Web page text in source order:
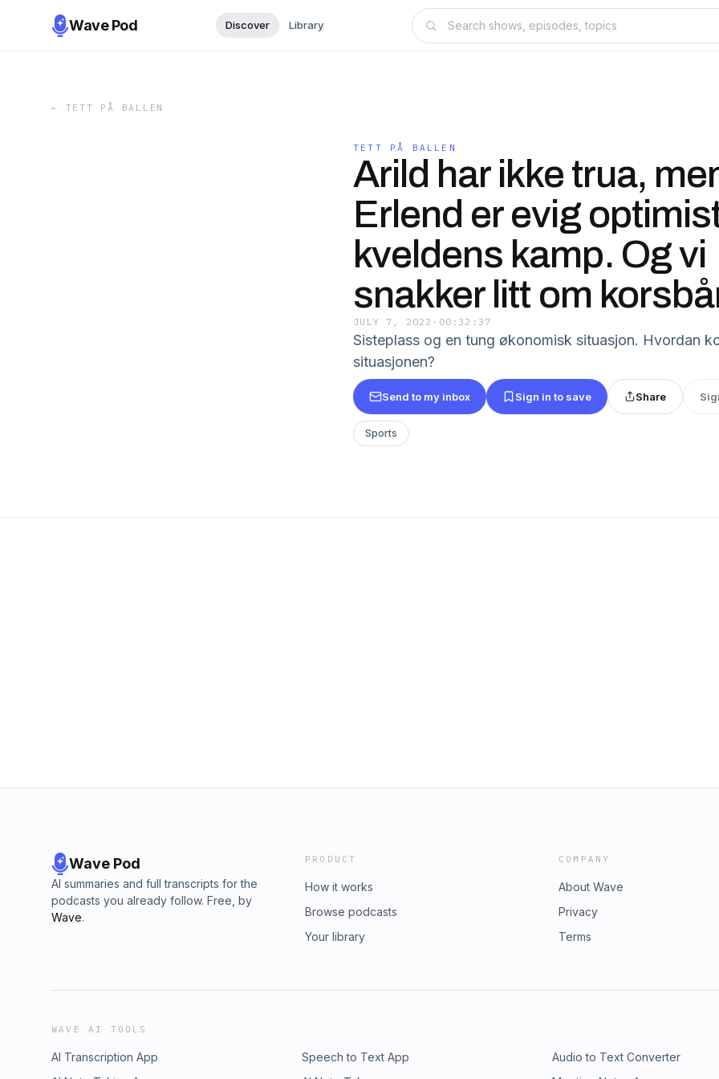
Wave Pod Discover Library
← TETT PÅ BALLEN
TETT PÅ BALLEN
Arild har ikke trua,
Erlend er evig
kveldens kamp. Og vi
snakker litt om
JULY 7, 2022 · 00:32:37
Sisteplass og en tung økonomisk situasjon. Hvordan
situasjonen?
Send to my inbox Sign in to save Share
Sports
Wave Pod
AI summaries and full transcripts for the
podcasts you already follow. Free, by
Wave.
PRODUCT
How it works
Browse podcasts
Your library
COMPANY
About Wave
Privacy
Terms
WAVE AI TOOLS
AI Transcription App Speech to Text App Audio to Text Converter